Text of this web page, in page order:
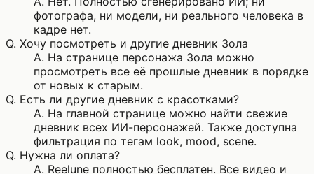
фотографа, ни модели, ни реального человека в
кадре нет.
Q. Хочу посмотреть и другие дневник Зола
A. На странице персонажа Зола можно
просмотреть все её прошлые дневник в порядке
от новых к старым.
Q. Есть ли другие дневник с красотками?
A. На главной странице можно найти свежие
дневник всех ИИ-персонажей. Также доступна
фильтрация по тегам look, mood, scene.
Q. Нужна ли оплата?
A. Reelune полностью бесплатен. Все видео и